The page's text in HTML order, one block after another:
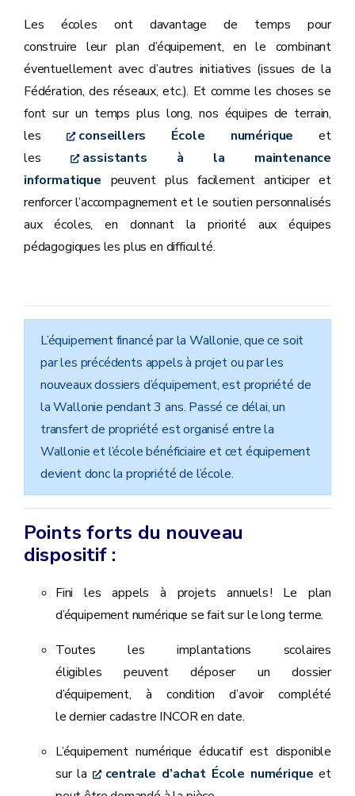
Les écoles ont davantage de temps pour
construire leur plan d’équipement, en le combinant
éventuellement avec d’autres initiatives (issues de la
Fédération, des réseaux, etc.). Et comme les choses se
font sur un temps plus long, nos équipes de terrain,
les
conseillers École numérique et
les
assistants à la maintenance
informatique peuvent plus facilement anticiper et
renforcer l’accompagnement et le soutien personnalisés
aux écoles, en donnant la priorité aux équipes
pédagogiques les plus en difficulté.
L’équipement financé par la Wallonie, que ce soit
par les précédents appels à projet ou par les
nouveaux dossiers d’équipement, est propriété de
la Wallonie pendant 3 ans. Passé ce délai, un
transfert de propriété est organisé entre la
Wallonie et l’école bénéficiaire et cet équipement
devient donc la propriété de l’école.
Points forts du nouveau
dispositif :
Fini les appels à projets annuels ! Le plan
d’équipement numérique se fait sur le long terme.
Toutes les implantations scolaires
éligibles peuvent déposer un dossier
d’équipement, à condition d’avoir complété
le dernier cadastre INCOR en date.
L’équipement numérique éducatif est disponible
sur la
centrale d’achat École numérique et